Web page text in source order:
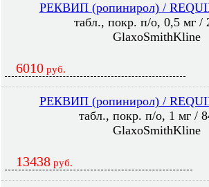
РЕКВИП (ропинирол) /
табл., покр. п/о, 0,5 мг /
GlaxoSmithKline
6010 руб.
РЕКВИП (ропинирол) /
табл., покр. п/о, 1 мг /
GlaxoSmithKline
13438 руб.